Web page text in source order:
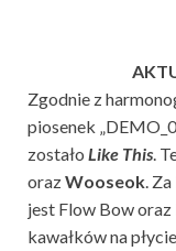
Zgodnie z
piosenek
zostało Like This .
orazWooseok .
jest Flow Bow
kawałków na